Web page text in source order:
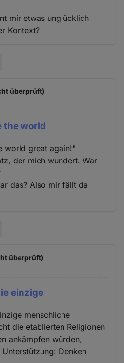
mir etwas unglücklich
Kontext?
überprüft)
the world
world great again!"
der mich wundert. War
das? Also mir fällt da
überprüft)
einzige
menschliche
die etablierten Religionen
ankämpfen würden,
Denken